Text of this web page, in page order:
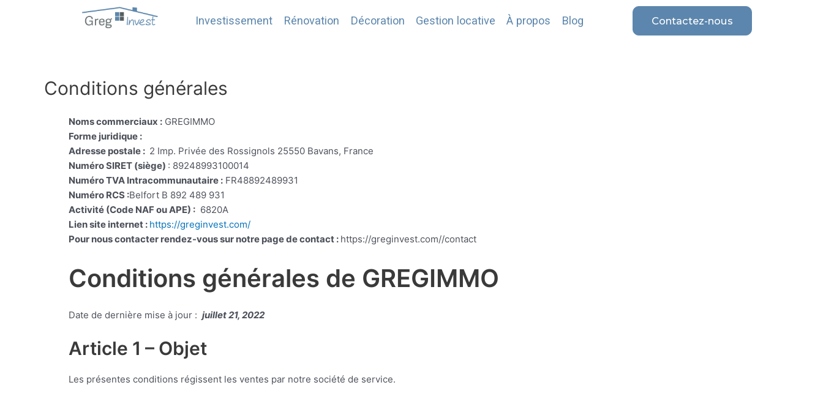
Investissement Rénovation Décoration Gestion locative À propos Blog Contactez-nous
Conditions générales
Noms commerciaux : GREGIMMO
Forme juridique :
Adresse postale : 2 Imp. Privée des Rossignols 25550 Bavans, France
Numéro SIRET (siège) : 89248993100014
Numéro TVA Intracommunautaire : FR48892489931
Numéro RCS :Belfort B 892 489 931
Activité (Code NAF ou APE) : 6820A
Lien site internet : https://greginvest.com/
Pour nous contacter rendez-vous sur notre page de contact : https://greginvest.com//contact
Conditions générales de GREGIMMO
Date de dernière mise à jour : juillet 21, 2022
Article 1 – Objet
Les présentes conditions régissent les ventes par notre société de service.